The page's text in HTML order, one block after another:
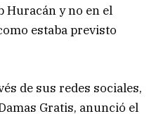
Huracán y no en el
estaba previsto
de sus redes sociales,
Gratis, anunció el